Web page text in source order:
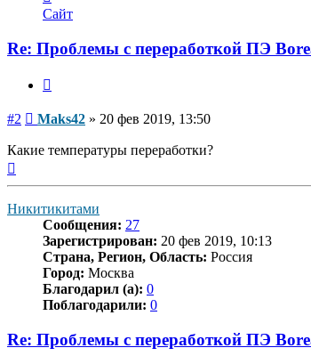
информация
пользователя
Maks42
Сайт
Re: Проблемы с переработкой ПЭ
#2 Сообщение
Maks42 » 20 фев 2019, 13:50
Какие температуры переработки?
Никитикитами
Сообщения: 27
Зарегистрирован: 20 фев 2019, 10:13
Страна, Регион, Область: Россия
Город: Москва
Благодарил (а): 0
Поблагодарили: 0
Re: Проблемы с переработкой ПЭ